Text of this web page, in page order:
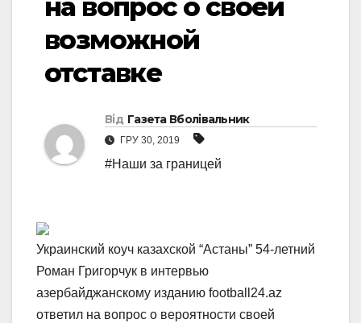
на вопрос о своей
возможной
отставке
Від Газета Вболівальник
ГРУ 30, 2019
#Наши за границей
Украинский коуч казахской “Астаны” 54-летний
Роман Григорчук в интервью
азербайджанскому изданию football24.az
ответил на вопрос о вероятности своей